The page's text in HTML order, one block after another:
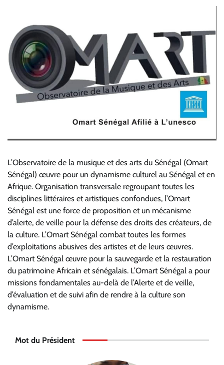
L’Observatoire de la musique et des arts du Sénégal (Omart
Sénégal) œuvre pour un dynamisme culturel au Sénégal et en
Afrique. Organisation transversale regroupant toutes les
disciplines littéraires et artistiques confondues, l’Omart
Sénégal est une force de proposition et un mécanisme
d’alerte, de veille pour la défense des droits des créateurs, de
la culture. L’Omart Sénégal combat toutes les formes
d’exploitations abusives des artistes et de leurs œuvres.
L’Omart Sénégal œuvre pour la sauvegarde et la restauration
du patrimoine Africain et sénégalais. L’Omart Sénégal a pour
missions fondamentales au-delà de l’Alerte et de veille,
d’évaluation et de suivi afin de rendre à la culture son
dynamisme.
Mot du Président